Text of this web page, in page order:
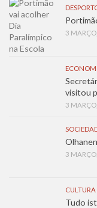
3
visitou
3
3
CULTURA
Tudo